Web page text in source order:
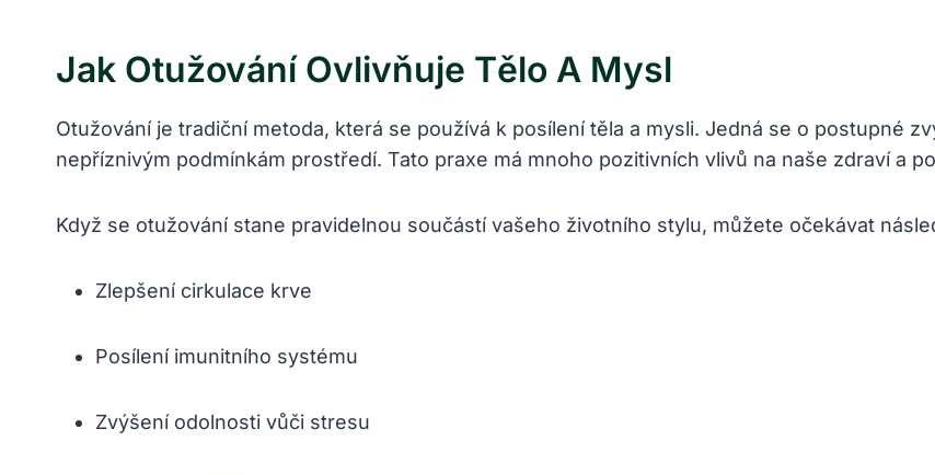
Jak Otužování Ovlivňuje Tělo A Mysl
Otužování je tradiční metoda, která se používá k posílení těla a mysli. Jedná se o postupné
nepříznivým podmínkám prostředí. Tato praxe má mnoho pozitivních vlivů na naše zdraví a
Když se otužování stane pravidelnou součástí vašeho životního stylu, můžete očekávat
Zlepšení cirkulace krve
Posílení imunitního systému
Zvýšení odolnosti vůči stresu